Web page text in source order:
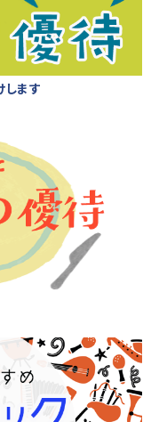
します